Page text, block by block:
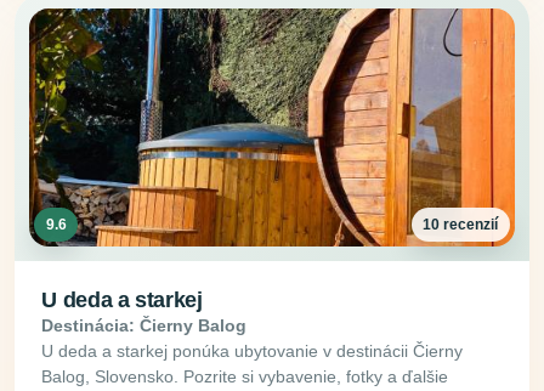
9.6 10 recenzií
U deda a starkej
Destinácia: Čierny Balog
U deda a starkej ponúka ubytovanie v destinácii Čierny
Balog, Slovensko. Pozrite si vybavenie, fotky a ďalšie